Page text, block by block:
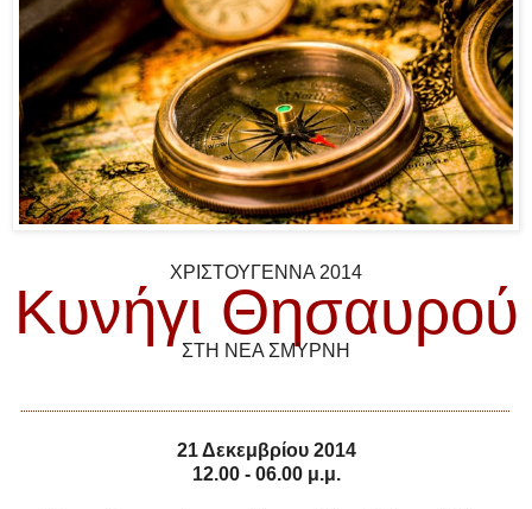
ΧΡΙΣΤΟΥΓΕΝΝΑ 2014
Κυνήγι Θησαυρού
ΣΤΗ ΝΕΑ ΣΜΥΡΝΗ
21 Δεκεμβρίου 2014
12.00 - 06.00 μ.μ.